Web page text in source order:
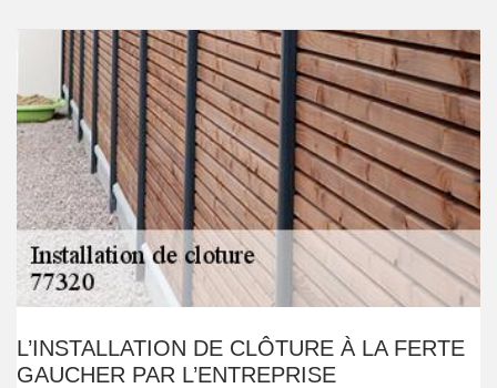
L’INSTALLATION DE CLÔTURE À LA FERTE
GAUCHER PAR L’ENTREPRISE